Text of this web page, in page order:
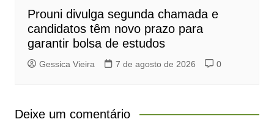
Prouni divulga segunda chamada e
candidatos têm novo prazo para
garantir bolsa de estudos
Gessica Vieira 7 de agosto de 2026 0
Deixe um comentário